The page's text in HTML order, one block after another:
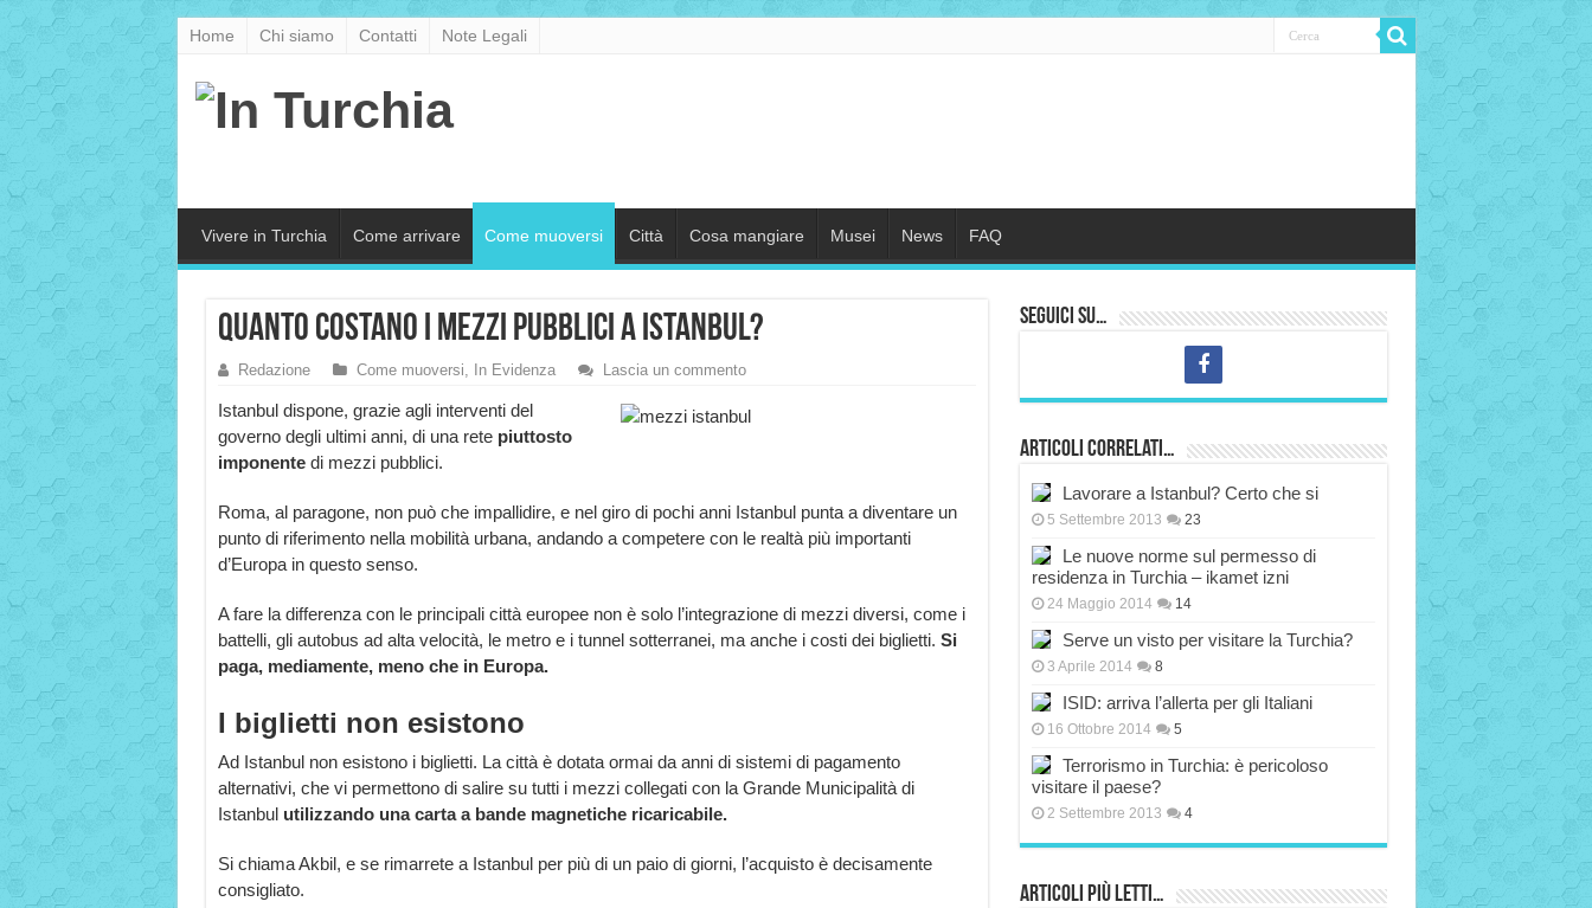
Home Chi siamo Contatti Note Legali
Vivere in Turchia Come arrivare Come muoversi Città Cosa mangiare Musei News FAQ
Quanto costano i mezzi pubblici a Istanbul?
Redazione Come muoversi, In Evidenza Lascia un commento
Istanbul dispone, grazie agli interventi del
governo degli ultimi anni, di una rete piuttosto
imponente di mezzi pubblici.
Roma, al paragone, non può che impallidire, e nel giro di pochi anni Istanbul punta a diventare un
punto di riferimento nella mobilità urbana, andando a competere con le realtà più importanti
d’Europa in questo senso.
A fare la differenza con le principali città europee non è solo l’integrazione di mezzi diversi, come i
battelli, gli autobus ad alta velocità, le metro e i tunnel sotterranei, ma anche i costi dei biglietti. Si
paga, mediamente, meno che in Europa.
I biglietti non esistono
Ad Istanbul non esistono i biglietti. La città è dotata ormai da anni di sistemi di pagamento
alternativi, che vi permettono di salire su tutti i mezzi collegati con la Grande Municipalità di
Istanbul utilizzando una carta a bande magnetiche ricaricabile.
Si chiama Akbil, e se rimarrete a Istanbul per più di un paio di giorni, l’acquisto è decisamente
consigliato.
Seguici su…
Articoli correlati…
Lavorare a Istanbul? Certo che si
5 Settembre 2013 23
Le nuove norme sul permesso di
residenza in Turchia – ikamet izni
24 Maggio 2014 14
Serve un visto per visitare la Turchia?
3 Aprile 2014 8
ISID: arriva l’allerta per gli Italiani
16 Ottobre 2014 5
Terrorismo in Turchia: è pericoloso
visitare il paese?
2 Settembre 2013 4
Articoli più Letti…